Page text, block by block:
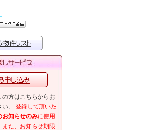
の方はこちらからお
。 登録して頂いた
お知らせのみに使用
また、お知らせ期限